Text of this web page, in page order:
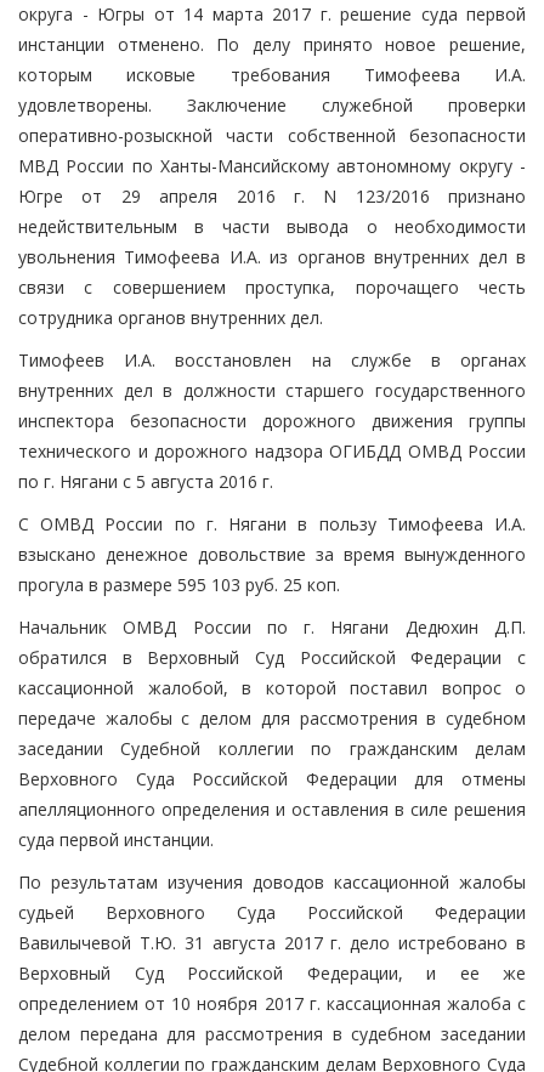
округа - Югры от 14 марта 2017 г. решение суда первой
инстанции отменено. По делу принято новое решение,
которым исковые требования Тимофеева И.А.
удовлетворены. Заключение служебной проверки
оперативно-розыскной части собственной безопасности
МВД России по Ханты-Мансийскому автономному округу -
Югре от 29 апреля 2016 г. N 123/2016 признано
недействительным в части вывода о необходимости
увольнения Тимофеева И.А. из органов внутренних дел в
связи с совершением проступка, порочащего честь
сотрудника органов внутренних дел.
Тимофеев И.А. восстановлен на службе в органах
внутренних дел в должности старшего государственного
инспектора безопасности дорожного движения группы
технического и дорожного надзора ОГИБДД ОМВД России
по г. Нягани с 5 августа 2016 г.
С ОМВД России по г. Нягани в пользу Тимофеева И.А.
взыскано денежное довольствие за время вынужденного
прогула в размере 595 103 руб. 25 коп.
Начальник ОМВД России по г. Нягани Дедюхин Д.П.
обратился в Верховный Суд Российской Федерации с
кассационной жалобой, в которой поставил вопрос о
передаче жалобы с делом для рассмотрения в судебном
заседании Судебной коллегии по гражданским делам
Верховного Суда Российской Федерации для отмены
апелляционного определения и оставления в силе решения
суда первой инстанции.
По результатам изучения доводов кассационной жалобы
судьей Верховного Суда Российской Федерации
Вавилычевой Т.Ю. 31 августа 2017 г. дело истребовано в
Верховный Суд Российской Федерации, и ее же
определением от 10 ноября 2017 г. кассационная жалоба с
делом передана для рассмотрения в судебном заседании
Судебной коллегии по гражданским делам Верховного Суда